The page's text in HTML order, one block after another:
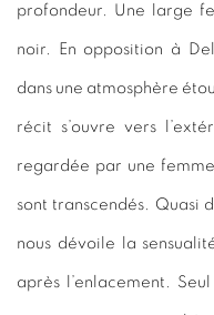
profondeur. Une large
noir. En opposition à
dans une atmosphère
récit s’ouvre vers
regardée par une
sont transcendés. Quasi
nous dévoile la
après l’enlacement.